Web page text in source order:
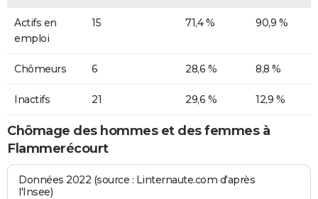
Actifs en
emploi
15 71,4 % 90,9 %
Chômeurs 6 28,6 % 8,8 %
Inactifs 21 29,6 % 12,9 %
Chômage des hommes et des femmes à
Flammerécourt
Données 2022 (source : Linternaute.com d'après
l'Insee)